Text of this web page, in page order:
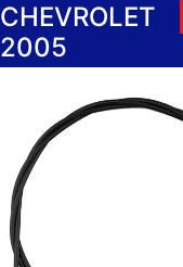
CHEVROLET
2005